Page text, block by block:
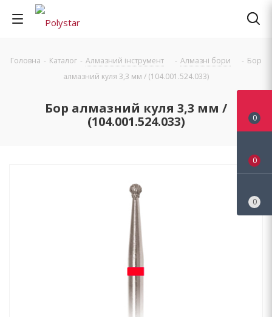
Головна - Каталог - Алмазний інструмент - Алмазні бори - Бор
алмазний куля 3,3 мм / (104.001.524.033)
Бор алмазний куля 3,3 мм /
(104.001.524.033)
0
0
0